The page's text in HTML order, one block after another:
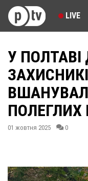
LIVE
У
ПОЛЕГЛИХ
01 жовтня 2025 0